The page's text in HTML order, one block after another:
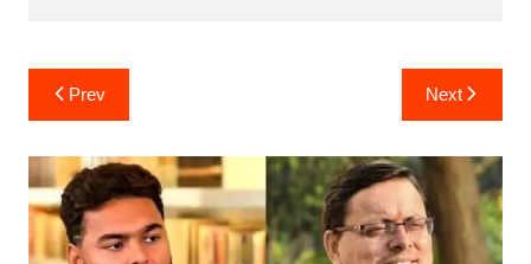
Post
navigation
Prev Next